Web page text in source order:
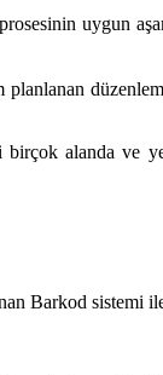
uygun
birçok alanda ve
Barkod sistemi